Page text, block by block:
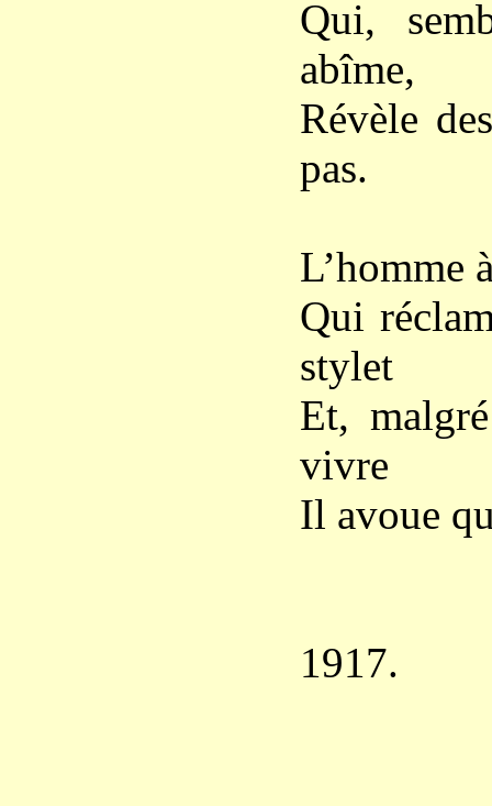
Qui,
abîme,
Révèle
pas.
L’homme
Qui
stylet
Et,
vivre
Il avoue
1917.